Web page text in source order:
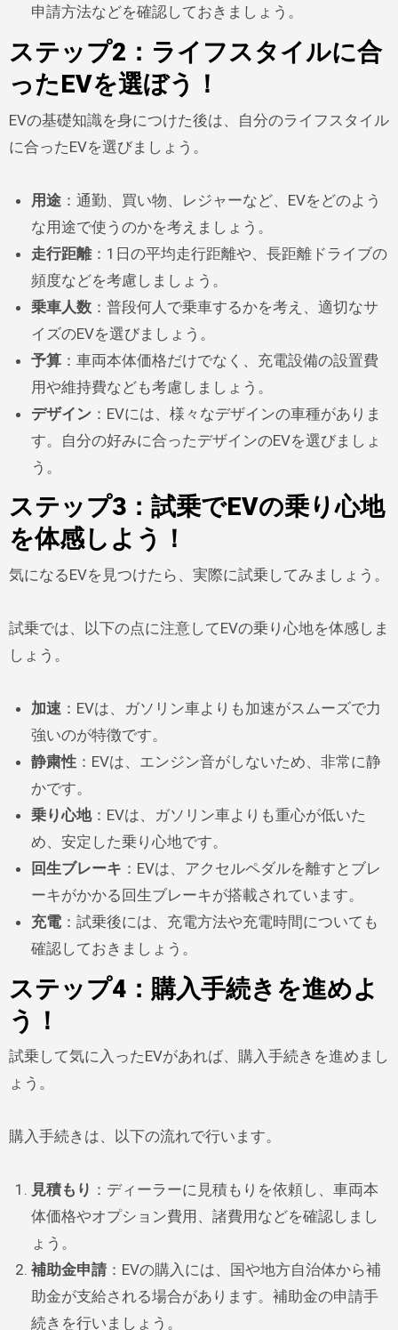
申請方法などを確認しておきましょう。
ステップ2：ライフスタイルに合
ったEVを選ぼう！
EVの基礎知識を身につけた後は、自分のライフスタイル
に合ったEVを選びましょう。
用途 ：通勤、買い物、レジャーなど、EVをどのよう
な用途で使うのかを考えましょう。
走行距離：1日の平均走行距離や、長距離ドライブの
頻度などを考慮しましょう。
乗車人数 ：普段何人で乗車するかを考え、適切なサ
イズのEVを選びましょう。
予算 ：車両本体価格だけでなく、充電設備の設置費
用や維持費なども考慮しましょう。
デザイン ：EVには、様々なデザインの車種がありま
す。自分の好みに合ったデザインのEVを選びましょ
う。
ステップ3：試乗でEVの乗り心地
を体感しよう！
気になるEVを見つけたら、実際に試乗してみましょう。
試乗では、以下の点に注意してEVの乗り心地を体感しま
しょう。
加速 ：EVは、ガソリン車よりも加速がスムーズで力
強いのが特徴です。
静粛性 ：EVは、エンジン音がしないため、非常に静
かです。
乗り心地：EVは、ガソリン車よりも重心が低いた
め、安定した乗り心地です。
回生ブレーキ ：EVは、アクセルペダルを離すとブレ
ーキがかかる回生ブレーキが搭載されています。
充電 ：試乗後には、充電方法や充電時間についても
確認しておきましょう。
ステップ4：購入手続きを進めよ
う！
試乗して気に入ったEVがあれば、購入手続きを進めまし
ょう。
購入手続きは、以下の流れで行います。
見積もり ：ディーラーに見積もりを依頼し、車両本
体価格やオプション費用、諸費用などを確認しまし
ょう。
補助金申請 ：EVの購入には、国や地方自治体から補
助金が支給される場合があります。補助金の申請手
続きを行いましょう。